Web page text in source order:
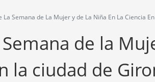
La Semana de La Mujer y de La Niña En La Ciencia
de la
la ciudad de